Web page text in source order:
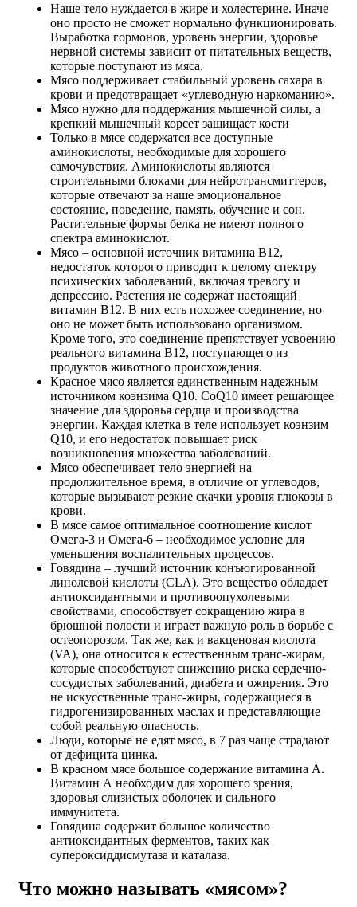
Наше тело нуждается в жире и холестерине. Иначе
оно просто не сможет нормально функционировать.
Выработка гормонов, уровень энергии, здоровье
нервной системы зависит от питательных веществ,
которые поступают из мяса.
Мясо поддерживает стабильный уровень сахара в
крови и предотвращает «углеводную наркоманию».
Мясо нужно для поддержания мышечной силы, а
крепкий мышечный корсет защищает кости
Только в мясе содержатся все доступные
аминокислоты, необходимые для хорошего
самочувствия. Аминокислоты являются
строительными блоками для нейротрансмиттеров,
которые отвечают за наше эмоциональное
состояние, поведение, память, обучение и сон.
Растительные формы белка не имеют полного
спектра аминокислот.
Мясо – основной источник витамина В12,
недостаток которого приводит к целому спектру
психических заболеваний, включая тревогу и
депрессию. Растения не содержат настоящий
витамин B12. В них есть похожее соединение, но
оно не может быть использовано организмом.
Кроме того, это соединение препятствует усвоению
реального витамина В12, поступающего из
продуктов животного происхождения.
Красное мясо является единственным надежным
источником коэнзима Q10. CoQ10 имеет решающее
значение для здоровья сердца и производства
энергии. Каждая клетка в теле использует коэнзим
Q10, и его недостаток повышает риск
возникновения множества заболеваний.
Мясо обеспечивает тело энергией на
продолжительное время, в отличие от углеводов,
которые вызывают резкие скачки уровня глюкозы в
крови.
В мясе самое оптимальное соотношение кислот
Омега-3 и Омега-6 – необходимое условие для
уменьшения воспалительных процессов.
Говядина – лучший источник конъюгированной
линолевой кислоты (CLA). Это вещество обладает
антиоксидантными и противоопухолевыми
свойствами, способствует сокращению жира в
брюшной полости и играет важную роль в борьбе с
остеопорозом. Так же, как и вакценовая кислота
(VA), она относится к естественным транс-жирам,
которые способствуют снижению риска сердечно-
сосудистых заболеваний, диабета и ожирения. Это
не искусственные транс-жиры, содержащиеся в
гидрогенизированных маслах и представляющие
собой реальную опасность.
Люди, которые не едят мясо, в 7 раз чаще страдают
от дефицита цинка.
В красном мясе большое содержание витамина А.
Витамин А необходим для хорошего зрения,
здоровья слизистых оболочек и сильного
иммунитета.
Говядина содержит большое количество
антиоксидантных ферментов, таких как
супероксиддисмутаза и каталаза.
Что можно называть «мясом»?